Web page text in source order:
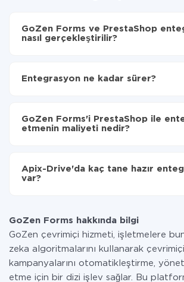
GoZen Forms ve PrestaShop
nasıl gerçekleştirilir?
aktarılacağını seçin
PrestaShop'ye aktarılacaktır.
Entegrasyon ne kadar sürer?
olarak, 10-15 dakika sürer.
GoZen Forms'i PrestaShop ile
etmenin maliyeti nedir?
Hizmetimiz aracılığıyla yalnızca bir
diğerine aktarılan veri miktarı için ödeme
Apix-Drive'da kaç tane hazır
var?
GoZen Forms hakkında bilgi
GoZen çevrimiçi hizmeti, işletmelere
zeka algoritmalarını kullanarak
kampanyalarını otomatikleştirme,
etme için bir dizi işlev sağlar. Bu